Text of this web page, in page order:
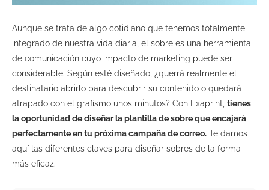
Aunque se trata de algo cotidiano que tenemos totalmente
integrado de nuestra vida diaria, el sobre es una herramienta
de comunicación cuyo impacto de marketing puede ser
considerable. Según esté diseñado, ¿querrá realmente el
destinatario abrirlo para descubrir su contenido o quedará
atrapado con el grafismo unos minutos? Con Exaprint, tienes
la oportunidad de diseñar la plantilla de sobre que encajará
perfectamente en tu próxima campaña de correo. Te damos
aquí las diferentes claves para diseñar sobres de la forma
más eficaz.